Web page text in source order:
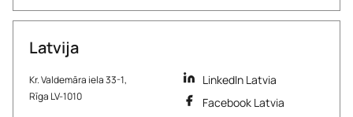
Latvija
Kr. Valdemāra iela 33-1,
Rīga LV-1010
LinkedIn Latvia
Facebook Latvia